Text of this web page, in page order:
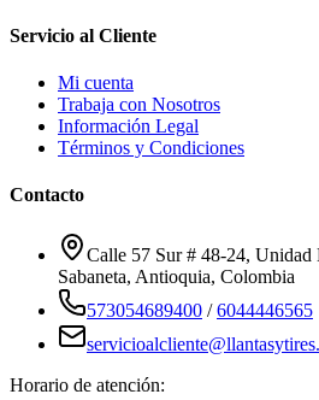
Servicio al Cliente
Mi cuenta
Trabaja con Nosotros
Información Legal
Términos y Condiciones
Contacto
Calle 57 Sur # 48-24, Unidad
Sabaneta, Antioquia, Colombia
573054689400 /6044446565
Horario de atención: